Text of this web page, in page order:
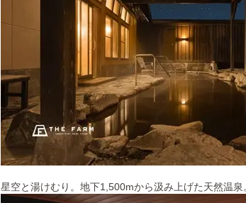
星空と湯けむり。地下1,500mから汲み上げた天然温泉